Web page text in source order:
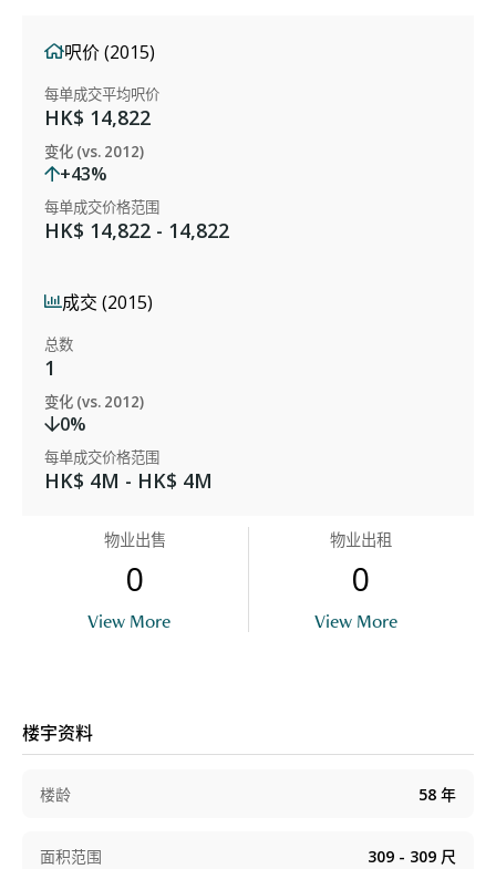
呎价 (2015)
每单成交平均呎价
HK$ 14,822
变化 (vs. 2012)
+43%
每单成交价格范围
HK$ 14,822 - 14,822
成交 (2015)
总数
1
变化 (vs. 2012)
0%
每单成交价格范围
HK$ 4M - HK$ 4M
物业出售
0
View More
物业出租
0
View More
楼宇资料
楼龄 58 年
面积范围 309 - 309 尺